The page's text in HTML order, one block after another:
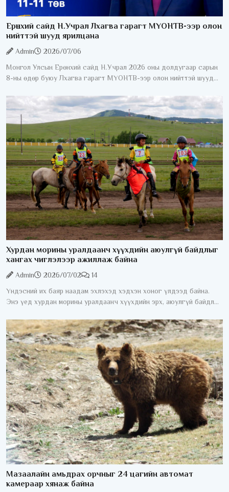
Ерөнхий сайд Н.Учрал Лхагва гарагт МҮОНТВ-ээр олон
нийттэй шууд ярилцана
Admin
2026/07/06
Монгол Улсын Ерөнхий сайд Н.Учрал 2026 оны долдугаар сарын
8-ны өдөр буюу Лхагва гарагт МҮОНТВ-ээр олон нийттэй шууд
Хурдан морины уралдаанч хүүхдийн аюулгүй байдлыг
хангах чиглэлээр ажиллаж байна
Admin 2026/07/02
14
Үндэсний их баяр наадам эхлэхэд хэдхэн хоног үлдээд байна.
Энэ үед хурдан морины уралдаанч хүүхдийн эрх, аюулгүй байдлыг
морины
Мазаалайн амьдрах орчныг 24 цагийн автомат
камераар хянаж байна